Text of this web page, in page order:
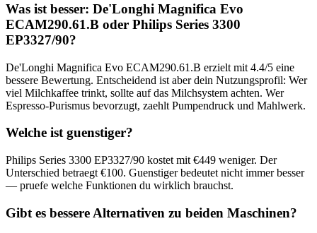
Was ist besser: De'Longhi Magnifica Evo
ECAM290.61.B oder Philips Series 3300
EP3327/90?
De'Longhi Magnifica Evo ECAM290.61.B erzielt mit 4.4/5 eine
bessere Bewertung. Entscheidend ist aber dein Nutzungsprofil: Wer
viel Milchkaffee trinkt, sollte auf das Milchsystem achten. Wer
Espresso-Purismus bevorzugt, zaehlt Pumpendruck und Mahlwerk.
Welche ist guenstiger?
Philips Series 3300 EP3327/90 kostet mit €449 weniger. Der
Unterschied betraegt €100. Guenstiger bedeutet nicht immer besser
— pruefe welche Funktionen du wirklich brauchst.
Gibt es bessere Alternativen zu beiden Maschinen?